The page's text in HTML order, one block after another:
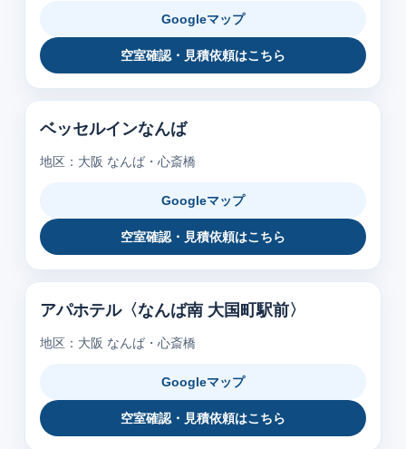
Googleマップ
空室確認・見積依頼はこちら
ベッセルインなんば
地区：大阪 なんば・心斎橋
Googleマップ
空室確認・見積依頼はこちら
アパホテル〈なんば南 大国町駅前〉
地区：大阪 なんば・心斎橋
Googleマップ
空室確認・見積依頼はこちら